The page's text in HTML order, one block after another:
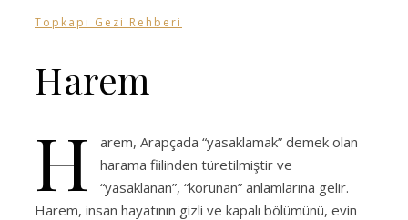
Topkapı Gezi Rehberi
Harem
H
arem, Arapçada “yasaklamak” demek olan
harama fiilinden türetilmiştir ve
“yasaklanan”, “korunan” anlamlarına gelir.
Harem, insan hayatının gizli ve kapalı bölümünü, evin